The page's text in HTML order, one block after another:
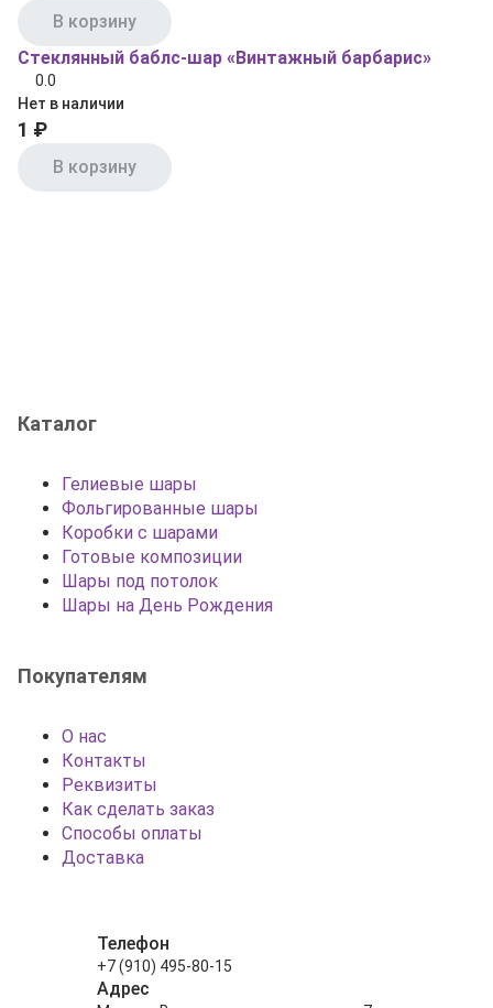
В корзину
Стеклянный баблс-шар «Винтажный барбарис»
0.0
Нет в наличии
1 ₽
В корзину
Каталог
Гелиевые шары
Фольгированные шары
Коробки с шарами
Готовые композиции
Шары под потолок
Шары на День Рождения
Покупателям
О нас
Контакты
Реквизиты
Как сделать заказ
Способы оплаты
Доставка
Телефон
+7 (910) 495-80-15
Адрес